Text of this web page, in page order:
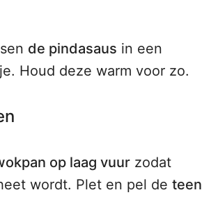
de pindasaus in een
Houd deze warm voor zo.
op laag vuur zodat
wordt. Plet en pel deteen